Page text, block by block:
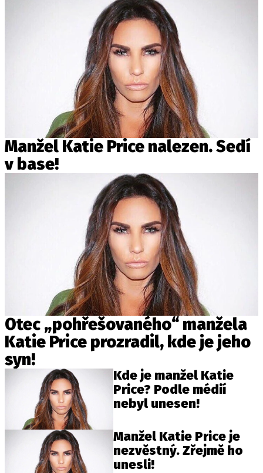
Manžel Katie Price nalezen. Sedí
v base!
Otec „pohřešovaného“ manžela
Katie Price prozradil, kde je jeho
syn!
Kde je manžel Katie
Price? Podle médií
nebyl unesen!
Manžel Katie Price je
nezvěstný. Zřejmě ho
unesli!